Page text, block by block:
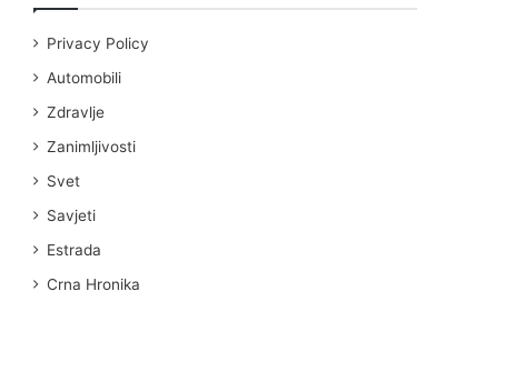
Privacy Policy
Automobili
Zdravlje
Zanimljivosti
Svet
Savjeti
Estrada
Crna Hronika